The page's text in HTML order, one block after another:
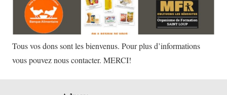
Tous vos dons sont les bienvenus. Pour plus d’informations
vous pouvez nous contacter. MERCI!